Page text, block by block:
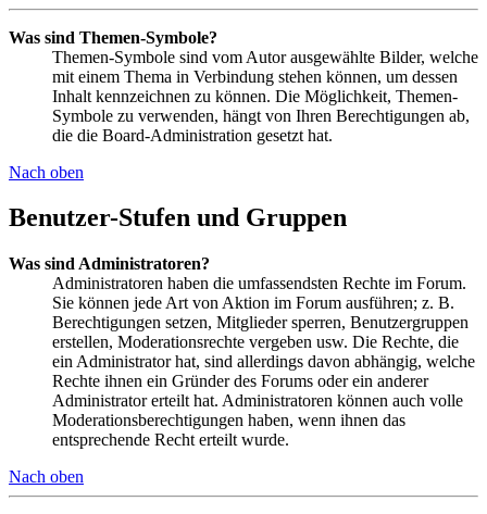
Was sind Themen-Symbole?
Themen-Symbole sind vom Autor ausgewählte Bilder, welche
mit einem Thema in Verbindung stehen können, um dessen
Inhalt kennzeichnen zu können. Die Möglichkeit, Themen-
Symbole zu verwenden, hängt von Ihren Berechtigungen ab,
die die Board-Administration gesetzt hat.
Nach oben
Benutzer-Stufen und Gruppen
Was sind Administratoren?
Administratoren haben die umfassendsten Rechte im Forum.
Sie können jede Art von Aktion im Forum ausführen; z. B.
Berechtigungen setzen, Mitglieder sperren, Benutzergruppen
erstellen, Moderationsrechte vergeben usw. Die Rechte, die
ein Administrator hat, sind allerdings davon abhängig, welche
Rechte ihnen ein Gründer des Forums oder ein anderer
Administrator erteilt hat. Administratoren können auch volle
Moderationsberechtigungen haben, wenn ihnen das
entsprechende Recht erteilt wurde.
Nach oben